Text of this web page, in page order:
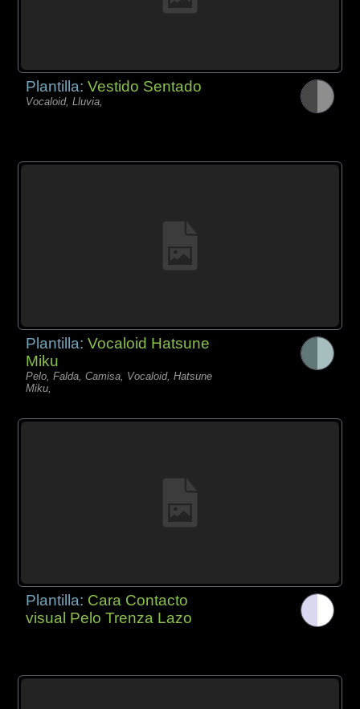
Plantilla:Vestido Sentado
Vocaloid, Lluvia,
Plantilla:Vocaloid Hatsune
Miku
Pelo, Falda, Camisa, Vocaloid, Hatsune
Miku,
Plantilla: Cara Contacto
visual Pelo Trenza Lazo